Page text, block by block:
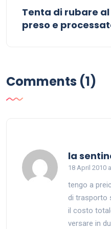
Tenta di rubare
preso e
Comments (1)
la
18 April 2010
tengo a
di trasporto
il costo
versare in